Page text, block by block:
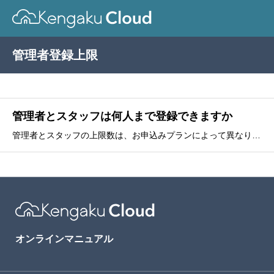
管理者登録上限
管理者とスタッフは何人まで登録できますか
オンラインマニュアル